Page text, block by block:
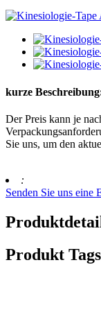
kurze
Der Preis kann je
Sie uns, um den
:
Senden Sie uns eine
Produkt Tags